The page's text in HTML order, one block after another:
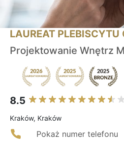
LAUREAT PLEBISCYTU
Projektowanie Wnętrz
8.5
Kraków, Kraków
Pokaż numer telefonu